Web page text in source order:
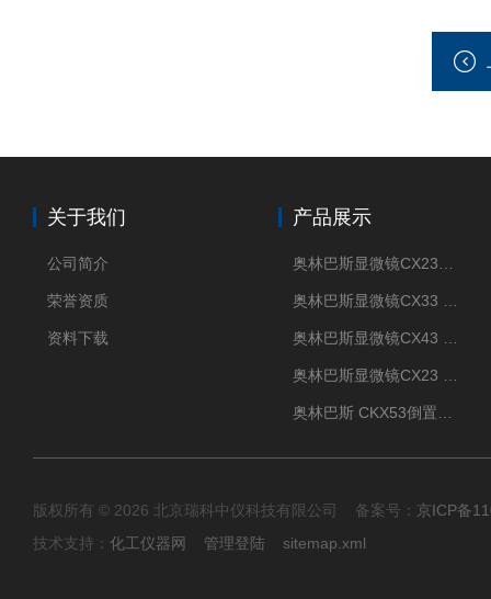
关于我们
公司简介
荣誉资质
资料下载
产品展示
版权所有 © 2026 北京瑞科中仪科技有限公司 备案号： 京ICP备
技术支持： 化工仪器网 管理登陆 sitemap.xml